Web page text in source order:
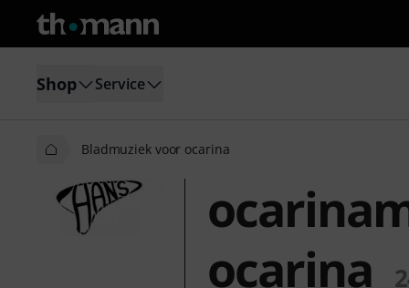
Shop Service
Bladmuziek voor ocarina
ocarina